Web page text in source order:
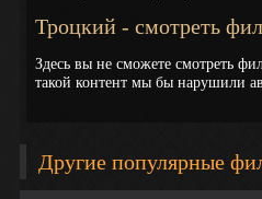
Троцкий - смотреть
Здесь вы не сможете смотреть
такой контент мы бы нарушили
Другие популярные